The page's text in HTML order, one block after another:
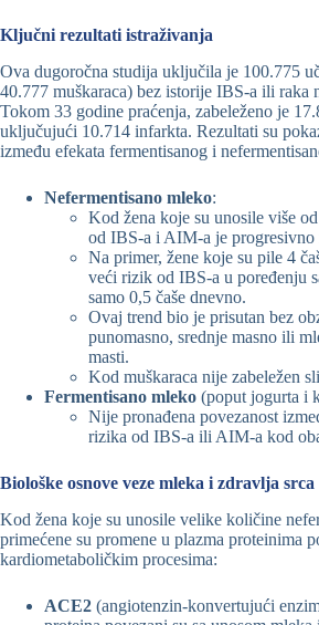
Ključni rezultati istraživanja
Ova dugoročna studija uključila je 100.775
40.777 muškaraca) bez istorije IBS-a ili raka
Tokom 33 godine praćenja, zabeleženo je
uključujući 10.714 infarkta. Rezultati su
između efekata fermentisanog i
Nefermentisano mleko:
Kod žena koje su unosile više
od IBS-a i AIM-a je progresivno
Na primer, žene koje su pile 4
veći rizik od IBS-a u poređenju
samo 0,5 čaše dnevno.
Ovaj trend bio je prisutan bez
punomasno, srednje masno ili
masti.
Kod muškaraca nije zabeležen
Fermentisano mleko (poput jogurta i
Nije pronađena povezanost
rizika od IBS-a ili AIM-a kod
Biološke osnove veze mleka i zdravlja srca
Kod žena koje su unosile velike količine
primećene su promene u plazma proteinima
kardiometaboličkim procesima:
ACE2 (angiotenzin-konvertujući